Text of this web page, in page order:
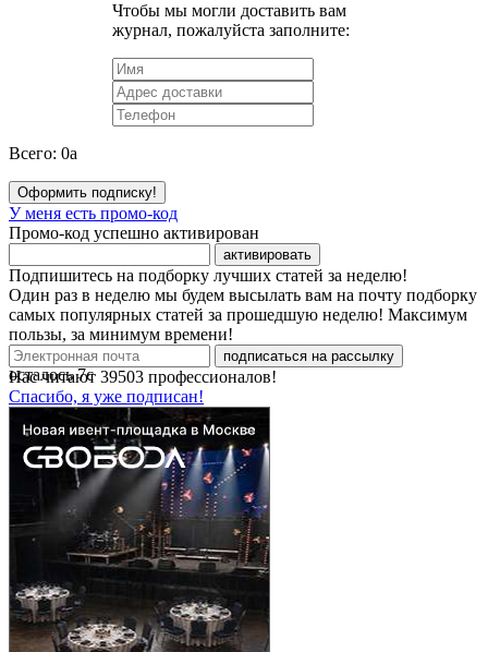
Чтобы мы могли доставить вам
журнал, пожалуйста заполните:
Всего: 0a
Оформить подписку!
У меня есть промо-код
Промо-код успешно активирован
активировать
Подпишитесь на подборку лучших статей за неделю!
Один раз в неделю мы будем высылать вам на почту подборку
самых популярных статей за прошедшую неделю! Максимум
пользы, за минимум времени!
подписаться на рассылку
Нас читают 39503 профессионалов!
Спасибо, я уже подписан!
осталось7с